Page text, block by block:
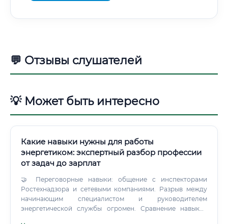
💬 Отзывы слушателей
💡 Может быть интересно
Какие навыки нужны для работы
энергетиком: экспертный разбор профессии
от задач до зарплат
🤝 Переговорные навыки: общение с инспекторами
Ростехнадзора и сетевыми компаниями. Разрыв между
начинающим специалистом и руководителем
энергетической службы огромен. Сравнение навыков